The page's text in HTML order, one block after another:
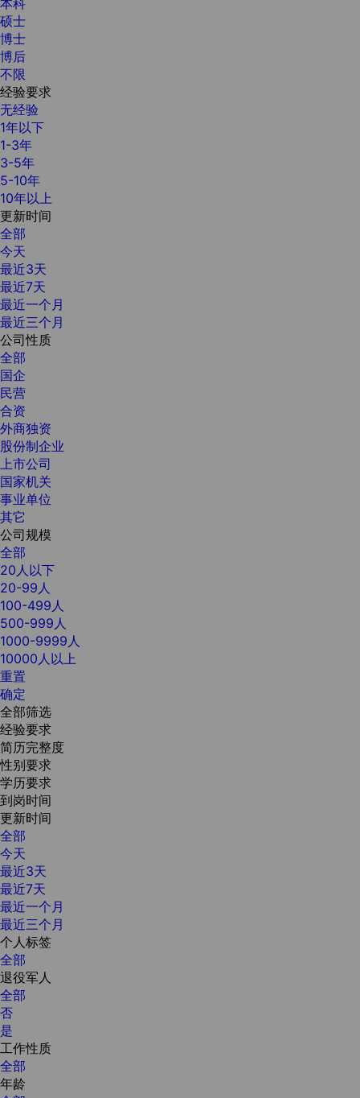
硕士
博士
博后
不限
经验要求
无经验
1年以下
1-3年
3-5年
5-10年
10年以上
更新时间
全部
今天
最近3天
最近7天
最近一个月
最近三个月
公司性质
全部
国企
民营
合资
外商独资
股份制企业
上市公司
国家机关
事业单位
其它
公司规模
全部
20人以下
20-99人
100-499人
500-999人
1000-9999人
10000人以上
重置
确定
全部筛选
经验要求
简历完整度
性别要求
学历要求
到岗时间
更新时间
全部
今天
最近3天
最近7天
最近一个月
最近三个月
个人标签
全部
退役军人
全部
否
是
工作性质
全部
年龄